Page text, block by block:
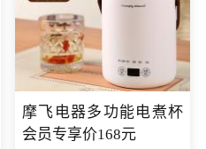
摩飞电器多功能电煮杯
会员专享价168元